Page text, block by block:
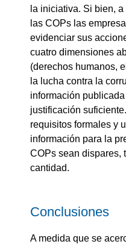
la iniciativa. Si bien,
las COPs las
evidenciar sus
cuatro dimensiones
(derechos humanos,
la lucha contra la
información
justificación
requisitos formales y
información para la
COPs sean dispares,
cantidad.
Conclusiones
A medida que se